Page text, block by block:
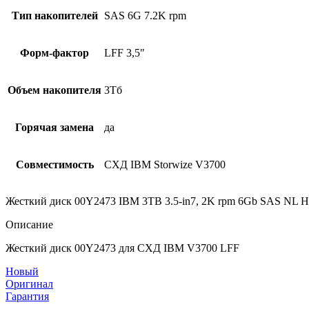
Тип накопителей SAS 6G 7.2K rpm
Форм-фактор LFF 3,5"
Объем накопителя 3Тб
Горячая замена да
Совместимость СХД IBM Storwize V3700
Жесткий диск 00Y2473 IBM 3TB 3.5-in7, 2K rpm 6Gb SAS NL
Описание
Жесткий диск 00Y2473 для СХД IBM V3700 LFF
Новый
Оригинал
Гарантия